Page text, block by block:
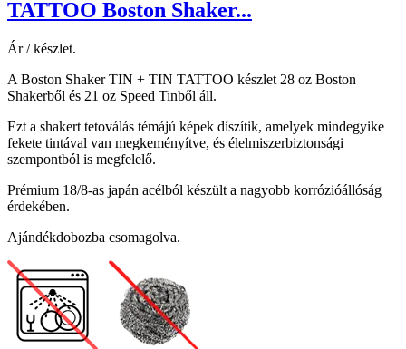
TATTOO Boston Shaker...
Ár / készlet.
A Boston Shaker TIN + TIN TATTOO készlet 28 oz Boston
Shakerből és 21 oz Speed ​​​​Tinből áll.
Ezt a shakert tetoválás témájú képek díszítik, amelyek mindegyike
fekete tintával van megkeményítve, és élelmiszerbiztonsági
szempontból is megfelelő.
Prémium 18/8-as japán acélból készült a nagyobb korrózióállóság
érdekében.
Ajándékdobozba csomagolva.